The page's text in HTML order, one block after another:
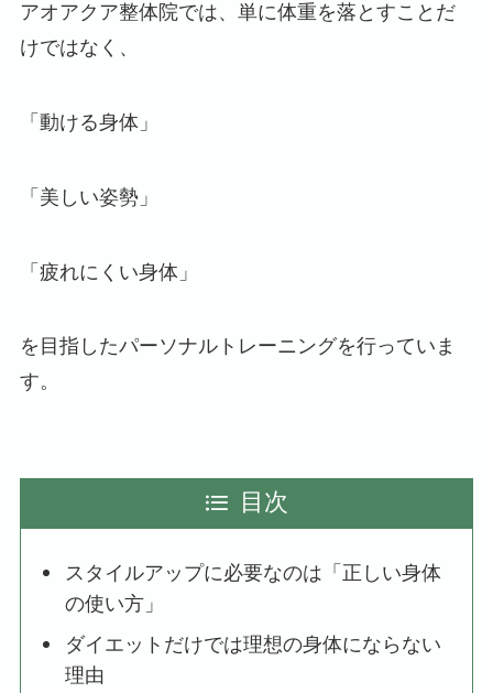
アオアクア整体院では、単に体重を落とすことだ
けではなく、
「動ける身体」
「美しい姿勢」
「疲れにくい身体」
を目指したパーソナルトレーニングを行っていま
す。
目次
スタイルアップに必要なのは「正しい身体
の使い方」
ダイエットだけでは理想の身体にならない
理由